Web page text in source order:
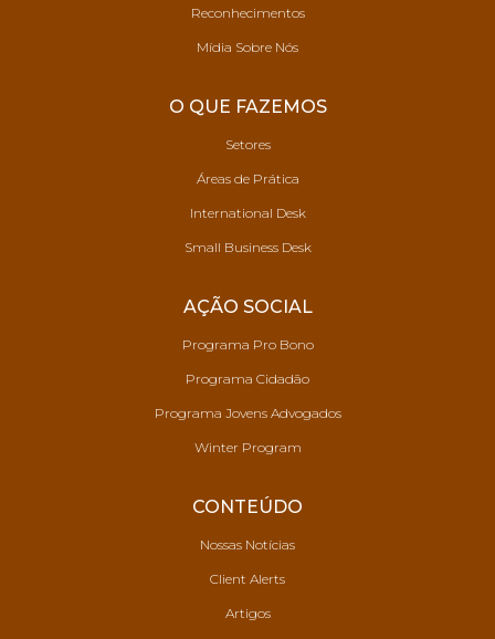
Reconhecimentos
Mídia Sobre Nós
O QUE FAZEMOS
Setores
Áreas de Prática
International Desk
Small Business Desk
AÇÃO SOCIAL
Programa Pro Bono
Programa Cidadão
Programa Jovens Advogados
Winter Program
CONTEÚDO
Nossas Notícias
Client Alerts
Artigos